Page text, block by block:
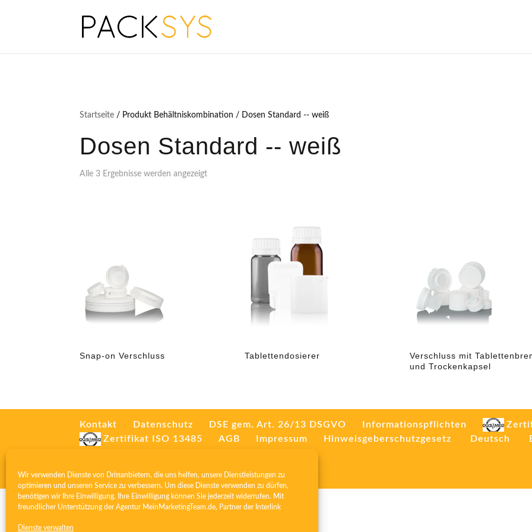
Wir verwenden Dienste von Drittanbietern, die uns helfen, unsere Dienstleistungen zu
optimieren und unseren Service zu verbessern. Um diese Dienste verwenden zu dürfen,
benötigen wir Ihre Einwilligung. Ihre Einwilligung können Sie jederzeit widerrufen. Mit
freundlicher Unterstützung der Agentur MeinMarketingTeam.de, Partner der Interlink
Dienste verwalten
Startseite / Produkt Behältniskombination / Dosen Standard -- weiß
Dosen Standard -- weiß
Alle 3 Ergebnisse werden angezeigt
Snap-on Verschluss Tablettendosierer
Verschluss mit
und Trockenkapsel
Kontakt Datenschutz DSE gem. Art. 26/13 DSGVO Informationspflichten
Zertifikat ISO 13485
AGB Impressum Hinweisgeberschutzgesetz Deutsch